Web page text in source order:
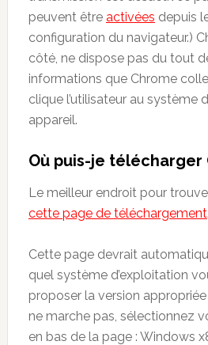
peuvent être activées depuis
configuration du navigateur.)
côté, ne dispose pas du tout
informations que Chrome
clique l’utilisateur au système
appareil.
Où puis-je télécharger
Le meilleur endroit pour
cette page de téléchargement.
Cette page devrait
quel système d’exploitation
proposer la version
ne marche pas, sélectionnez
en bas de la page : Windows